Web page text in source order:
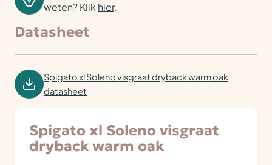
weten? Klik hier.
Datasheet
Spigato xl Soleno visgraat dryback warm oak
datasheet
Spigato xl Soleno visgraat
dryback warm oak